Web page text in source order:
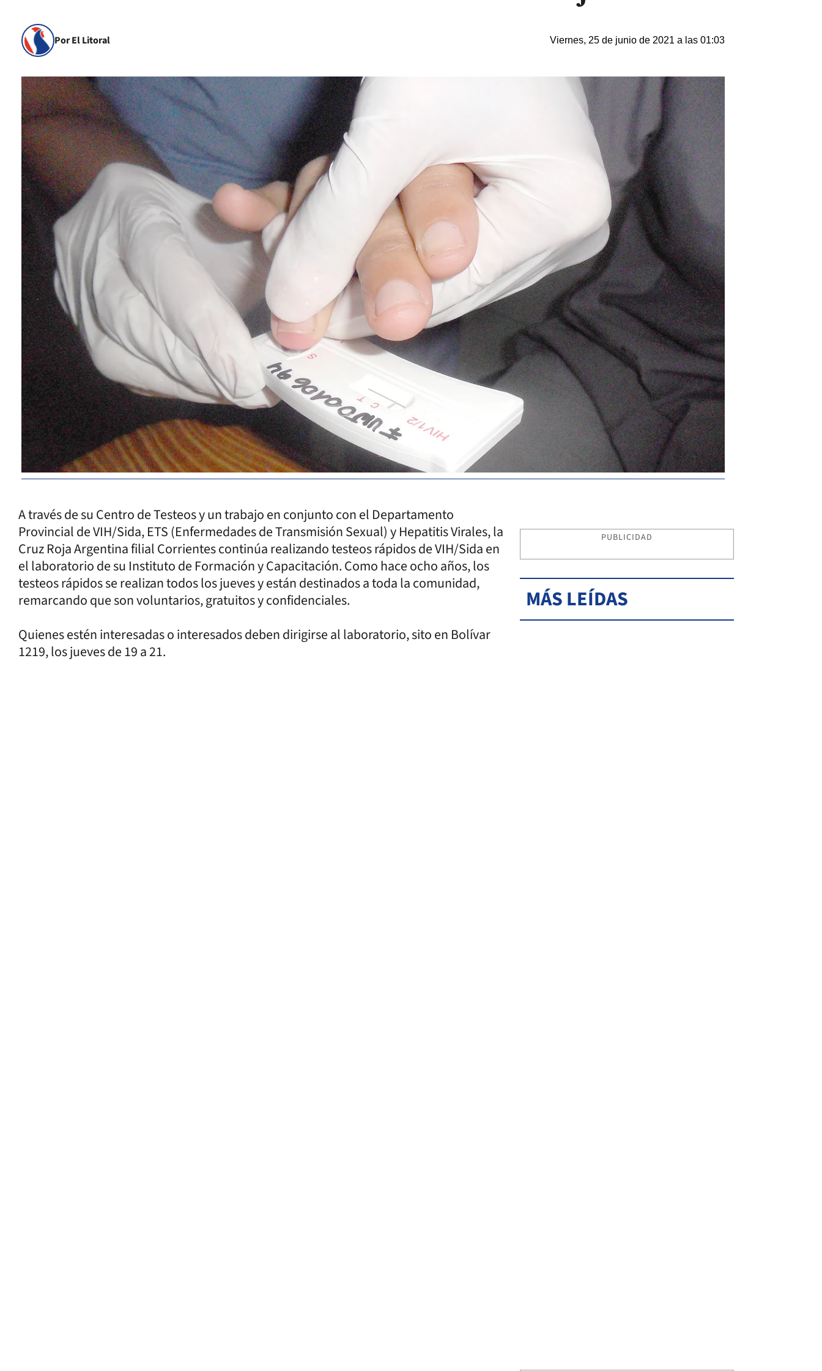
Por El Litoral Viernes, 25 de junio de 2021 a las 01:03
A través de su Centro de Testeos y un trabajo en conjunto con el Departamento
Provincial de VIH/Sida, ETS (Enfermedades de Transmisión Sexual) y Hepatitis Virales, la
Cruz Roja Argentina filial Corrientes continúa realizando testeos rápidos de VIH/Sida en
el laboratorio de su Instituto de Formación y Capacitación. Como hace ocho años, los
testeos rápidos se realizan todos los jueves y están destinados a toda la comunidad,
remarcando que son voluntarios, gratuitos y confidenciales.
Quienes estén interesadas o interesados deben dirigirse al laboratorio, sito en Bolívar
1219, los jueves de 19 a 21.
PUBLICIDAD
MÁS LEÍDAS